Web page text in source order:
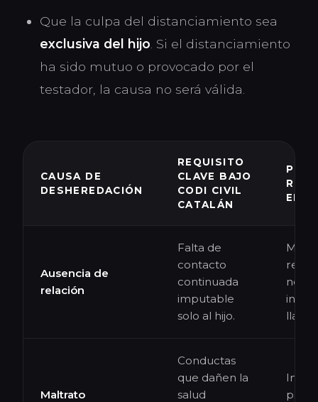
Que la culpa del distanciamiento sea
exclusiva del hijo . Si el distanciamiento
ha sido mutuo o provocado por el
testador, la causa no será válida.
CAUSA DE
DESHEREDACIÓN
REQUISITO
CLAVE BAJO
CODI CIVIL
CATALÁN
EN
Ausencia de
relación
Falta de
contacto
continuada
imputable
solo al hijo.
Maltrato
Conductas
que dañen la
salud